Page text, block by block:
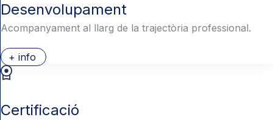
Desenvolupament
Acompanyament al llarg de la trajectòria professional.
+ info
Certificació